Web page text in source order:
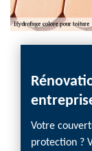
Votre
protection ?